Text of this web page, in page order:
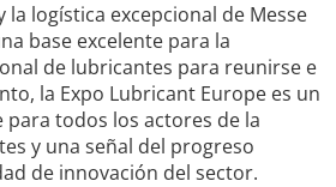
la logística excepcional de Messe
base excelente para la
de lubricantes para reunirse e
la Expo Lubricant Europe es un
todos los actores de la
y una señal del progreso
de innovación del sector.